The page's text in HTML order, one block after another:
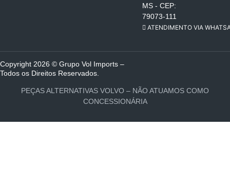
MS - CEP:
79073-111
ATENDIMENTO VIA
Copyright 2026 © Grupo Vol Imports –
Todos os Direitos Reservados.
PEÇAS ALTERNATIVAS VOLVO – NÃO ATUAMOS COMO
CONCESSIONÁRIA